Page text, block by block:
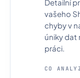
Detailní
vašeho
chyby v
úniky dat
práci.
CO